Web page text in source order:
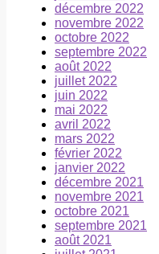
décembre 2022
novembre 2022
octobre 2022
septembre 2022
août 2022
juillet 2022
juin 2022
mai 2022
avril 2022
mars 2022
février 2022
janvier 2022
décembre 2021
novembre 2021
octobre 2021
septembre 2021
août 2021